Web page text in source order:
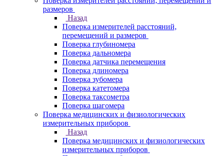
размеров
Назад
Поверка измерителей расстояний,
перемещений и размеров
Поверка глубиномера
Поверка дальномера
Поверка датчика перемещения
Поверка длиномера
Поверка зубомера
Поверка катетомера
Поверка таксометра
Поверка шагомера
Поверка медицинских и физиологических
измерительных приборов
Назад
Поверка медицинских и физиологических
измерительных приборов